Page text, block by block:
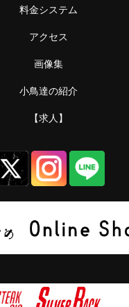
料金システム
アクセス
画像集
小鳥達の紹介
【求人】